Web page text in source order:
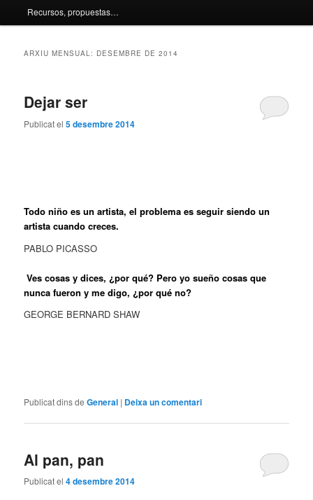
Recursos, propuestas…
ARXIU MENSUAL: DESEMBRE DE 2014
Dejar ser
Publicat el5 desembre 2014
Todo niño es un artista, el problema es seguir siendo un
artista cuando creces.
PABLO PICASSO
Ves cosas y dices, ¿por qué? Pero yo sueño cosas que
nunca fueron y me digo, ¿por qué no?
GEORGE BERNARD SHAW
Publicat dins de General | Deixa un comentari
Al pan, pan
Publicat el4 desembre 2014